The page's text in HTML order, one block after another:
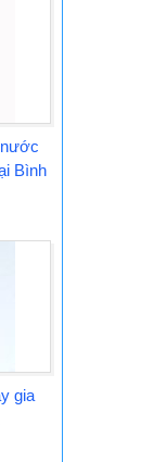
Bình
gia